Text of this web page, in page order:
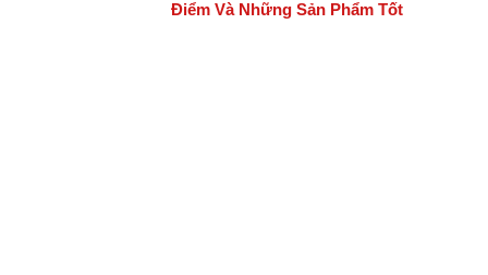
Điểm Và Những Sản Phẩm Tốt